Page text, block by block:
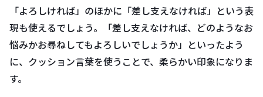
「よろしければ」のほかに「差し支えなければ」という表
現も使えるでしょう。「差し支えなければ、どのようなお
悩みかお尋ねしてもよろしいでしょうか」といったよう
に、クッション言葉を使うことで、柔らかい印象になりま
す。